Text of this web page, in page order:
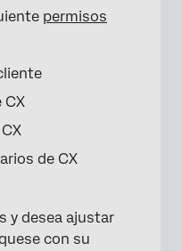
permisos
CX
de CX
y desea ajustar
con su